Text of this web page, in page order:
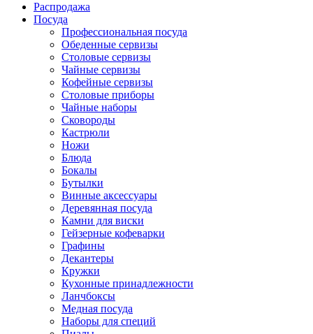
Распродажа
Посуда
Профессиональная посуда
Обеденные сервизы
Столовые сервизы
Чайные сервизы
Кофейные сервизы
Столовые приборы
Чайные наборы
Сковороды
Кастрюли
Ножи
Блюда
Бокалы
Бутылки
Винные аксессуары
Деревянная посуда
Камни для виски
Гейзерные кофеварки
Графины
Декантеры
Кружки
Кухонные принадлежности
Ланчбоксы
Медная посуда
Наборы для специй